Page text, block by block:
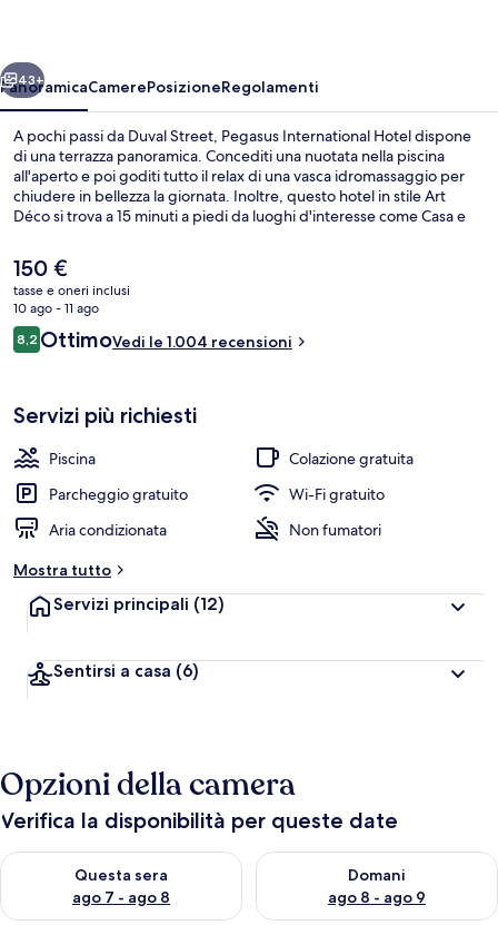
Avanti
43+
PanoramicaCamerePosizioneRegolamenti
A pochi passi da Duval Street, Pegasus International Hotel dispone
di una terrazza panoramica. Concediti una nuotata nella piscina
all'aperto e poi goditi tutto il relax di una vasca idromassaggio per
chiudere in bellezza la giornata. Inoltre, questo hotel in stile Art
Déco si trova a 15 minuti a piedi da luoghi d'interesse come Casa e
molto il personale gentile e la posizione invidiabile.
Il
prezzo
attuale
è
150 €
150 €
tasse e oneri inclusi
10 ago - 11 ago
Recensioni
8,28,2 su 10
OttimoVedi le 1.004 recensioni
Servizi più richiesti
Piscina
Colazione gratuita
Parcheggio gratuito
Wi-Fi gratuito
Aria condizionata
Non fumatori
Mostra tutto
Servizi principali (12)
Sentirsi a casa (6)
Opzioni della camera
Verifica la disponibilità per queste date
Questa sera
ago 7 - ago 8
Verifica la disponibilità per questa sera, ago 7 - ago 8
Domani
ago 8 - ago 9
Verifica la disponibilità per